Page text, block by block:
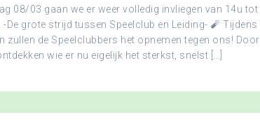
08/03 gaan we er weer volledig invliegen van 14u
-De grote strijd tussen Speelclub en Leiding- 🧨
zullen de Speelclubbers het opnemen tegen ons!
wie er nu eigelijk het sterkst, snelst […]